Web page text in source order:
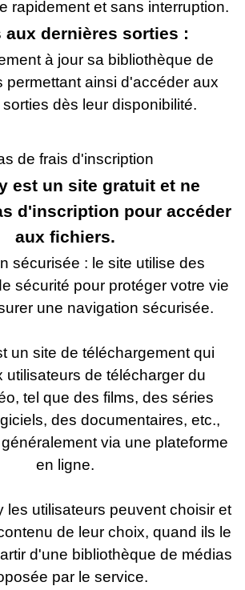
rapidement et sans interruption.
aux dernières sorties :
à jour sa bibliothèque de
permettant ainsi d'accéder aux
dès leur disponibilité.
de frais d'inscription
est un site gratuit et ne
d'inscription pour accéder
aux fichiers.
sécurisée : le site utilise des
sécurité pour protéger votre vie
une navigation sécurisée.
un site de téléchargement qui
utilisateurs de télécharger du
tel que des films, des séries
des documentaires, etc.,
via une plateforme
en ligne.
les utilisateurs peuvent choisir et
de leur choix, quand ils le
d'une bibliothèque de médias
par le service.